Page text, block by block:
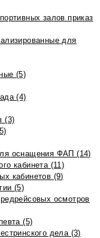
залов приказ
для
(5)
(4)
(3)
оснащения ФАП (14)
кабинета (11)
кабинетов (9)
(5)
осмотров
(5)
дела (3)